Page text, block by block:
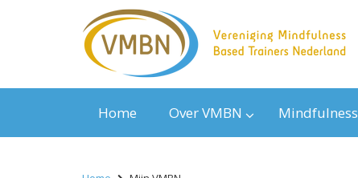
Home Over VMBN Mindfulness